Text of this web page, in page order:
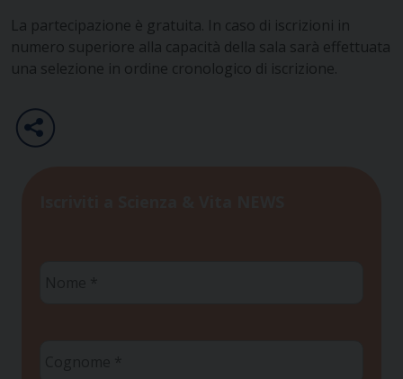
La partecipazione è gratuita. In caso di iscrizioni in
numero superiore alla capacità della sala sarà effettuata
una selezione in ordine cronologico di iscrizione.